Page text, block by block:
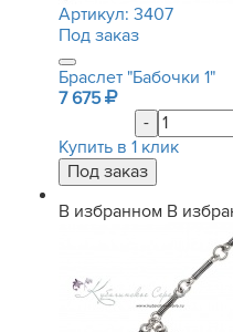
Артикул: 3407
Под заказ
Браслет "Бабочки 1"
7 675
-
Купить в 1 клик
В избранном В